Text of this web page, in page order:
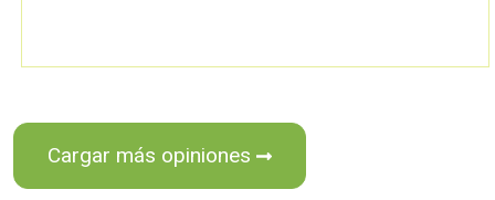
Cargar más opiniones